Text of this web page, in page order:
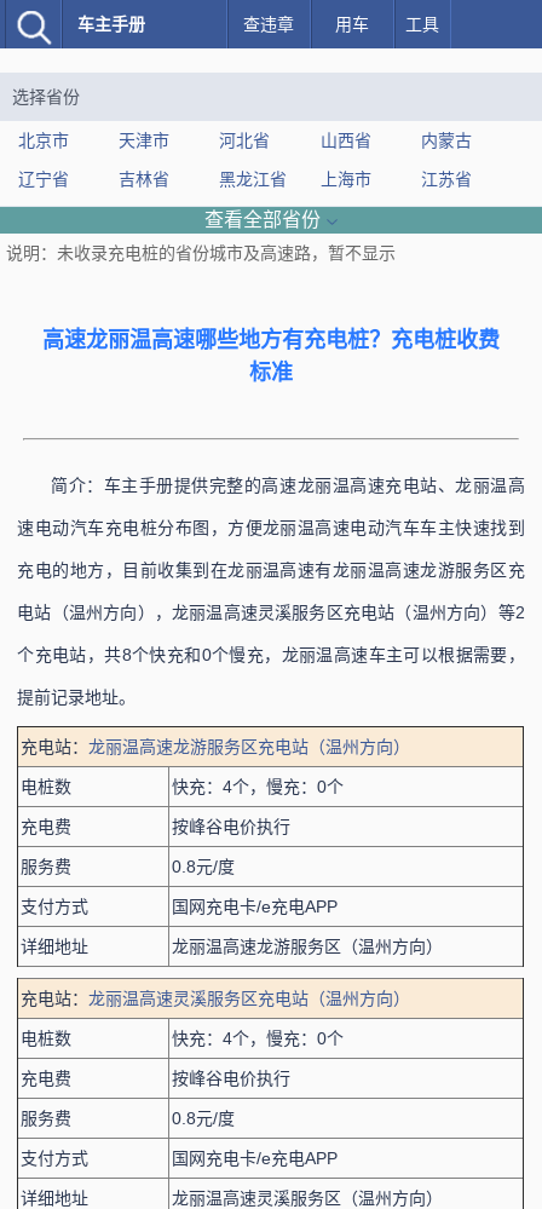
车主手册 查违章 用车 工具
选择省份
北京市 天津市 河北省 山西省
内蒙古
辽宁省
吉林省 黑龙江省 上海市
江苏省
福建省 江西省
河南省
湖北省 湖南省 广东省
西藏
陕西省 甘肃省 青海省
新疆
查看全部省份
说明：未收录充电桩的省份城市及高速路，暂不显示
高速龙丽温高速哪些地方有充电桩？充电桩收费
标准
简介：车主手册提供完整的高速龙丽温高速充电站、龙丽温高
速电动汽车充电桩分布图，方便龙丽温高速电动汽车车主快速找到
充电的地方，目前收集到在龙丽温高速有龙丽温高速龙游服务区充
电站（温州方向），龙丽温高速灵溪服务区充电站（温州方向）等2
个充电站，共8个快充和0个慢充，龙丽温高速车主可以根据需要，
提前记录地址。
充电站：龙丽温高速龙游服务区充电站（温州方向）
电桩数 快充：4个，慢充：0个
充电费 按峰谷电价执行
服务费 0.8元/度
支付方式 国网充电卡/e充电APP
详细地址 龙丽温高速龙游服务区（温州方向）
充电站：龙丽温高速灵溪服务区充电站（温州方向）
电桩数 快充：4个，慢充：0个
充电费 按峰谷电价执行
服务费 0.8元/度
支付方式 国网充电卡/e充电APP
详细地址 龙丽温高速灵溪服务区（温州方向）